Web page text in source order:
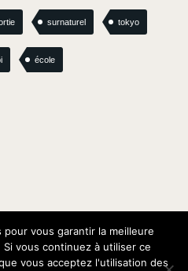
surnaturel tokyo
école
vous garantir la meilleure
vous continuez à utiliser ce
vous acceptez l'utilisation des